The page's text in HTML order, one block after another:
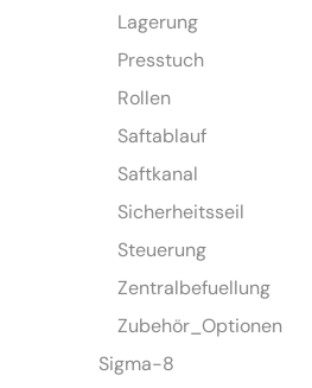
Lagerung
Presstuch
Rollen
Saftablauf
Saftkanal
Sicherheitsseil
Steuerung
Zentralbefuellung
Zubehör_Optionen
Sigma-8